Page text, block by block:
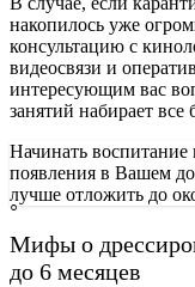
накопилось уже
консультацию с
видеосвязи и
интересующим вас
занятий набирает
Начинать
появления в Вашем
лучше отложить до
Мифы о
до 6 месяцев